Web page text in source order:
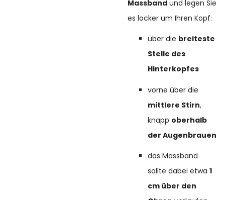
Massband und legen Sie
es locker um Ihren Kopf:
über die breiteste
Stelle des
Hinterkopfes
vorne über die
mittlere Stirn,
knapp oberhalb
der Augenbrauen
das Massband
sollte dabei etwa1
cm über den